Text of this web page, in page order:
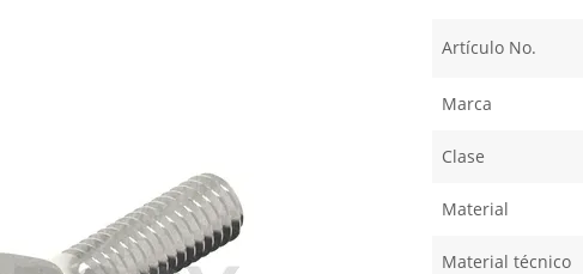
Artículo No.
Marca
Clase
Material
Material técnico